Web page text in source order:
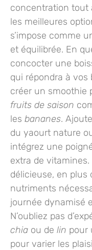
concentration tout
les meilleures
s’impose comme
et équilibrée. En
concocter une
qui répondra à
créer un smoothie
fruits de saison
les bananes.
du yaourt nature
intégrez une
extra de
délicieuse, en plus
nutriments
journée dynamisé
N’oubliez pas
chia ou de lin pour
pour varier les